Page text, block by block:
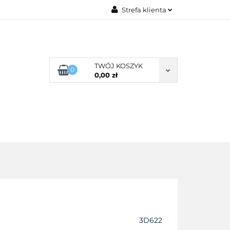
Strefa klienta
Dodaj zgłoszenie
0
TWÓJ KOSZYK
0,00 zł
3D622